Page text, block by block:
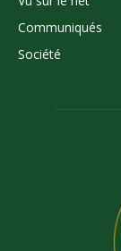
Communiqués
Société